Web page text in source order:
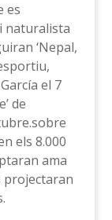
es
naturalista
‘Nepal,
el 7
de
els 8.000
ama
projectaran